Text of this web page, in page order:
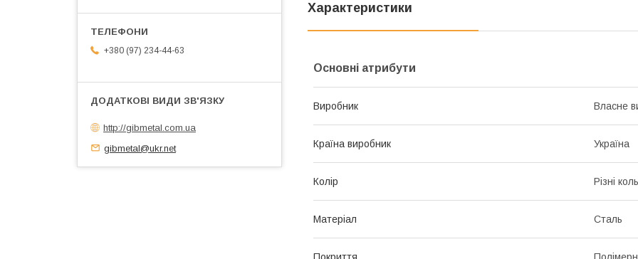
Характеристики
Основні атрибути
Виробник Власне
Країна виробник Україна
Колір Різні
Матеріал Сталь
+380 (97) 234-44-63
http://gibmetal.com.ua
gibmetal@ukr.net